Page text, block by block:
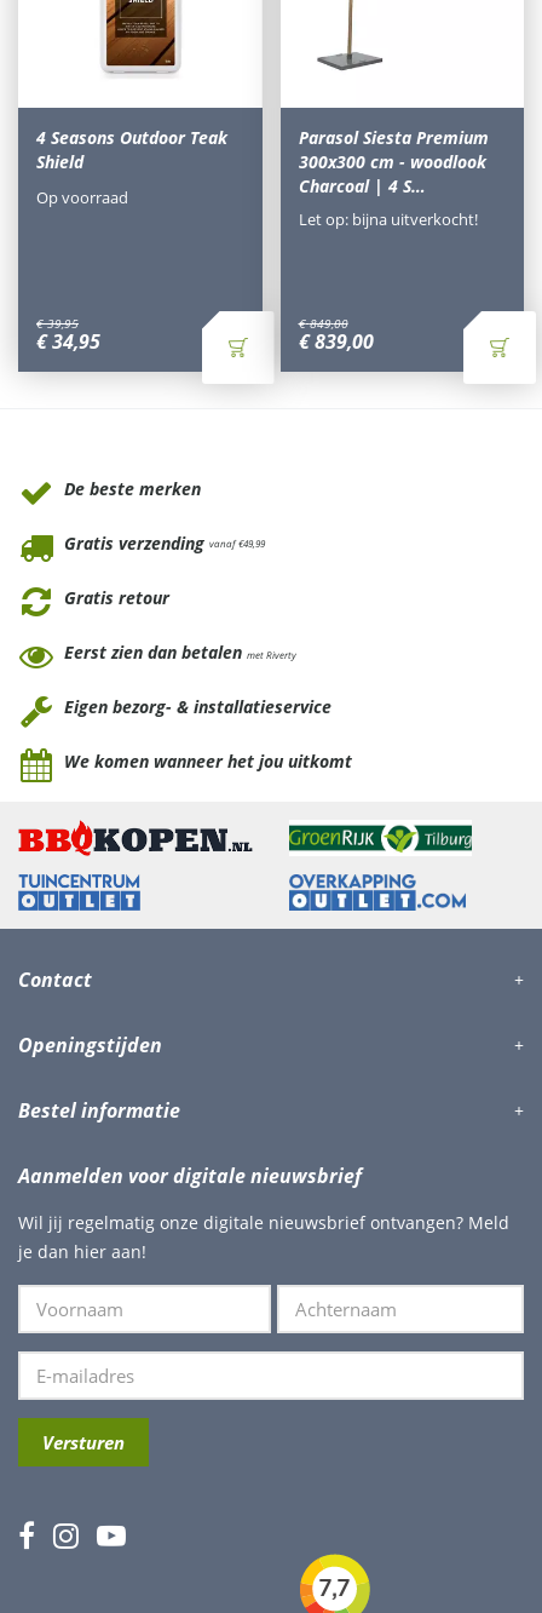
4 Seasons Outdoor Teak
Shield
€ 39,95
€34,95
Op voorraad
Parasol Siesta Premium
300x300 cm - woodlook
Charcoal | 4 S…
€ 849,00
€ 839,00
Let op: bijna uitverkocht!
De beste merken
Gratis verzending vanaf €49,99
Gratis retour
Eerst zien dan betalen met Riverty
Eigen bezorg- & installatieservice
We komen wanneer het jou uitkomt
Contact
Openingstijden
Bestel informatie
Aanmelden voor digitale nieuwsbrief
Wil jij regelmatig onze digitale nieuwsbrief ontvangen? Meld
je dan hier aan!